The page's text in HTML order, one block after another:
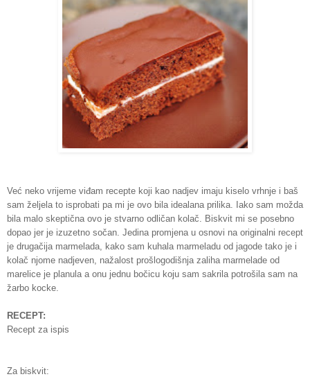
Već neko vrijeme viđam recepte koji kao nadjev imaju kiselo vrhnje i baš
sam željela to isprobati pa mi je ovo bila idealana prilika. Iako sam možda
bila malo skeptična ovo je stvarno odličan kolač. Biskvit mi se posebno
dopao jer je izuzetno sočan. Jedina promjena u osnovi na originalni recept
je drugačija marmelada, kako sam kuhala marmeladu od jagode tako je i
kolač njome nadjeven, nažalost prošlogodišnja zaliha marmelade od
marelice je planula a onu jednu bočicu koju sam sakrila potrošila sam na
žarbo kocke.
RECEPT:
Recept za ispis
Za biskvit: